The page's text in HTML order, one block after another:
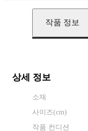
작품 정보
상세 정보
소재
사이즈(cm)
작품 컨디션